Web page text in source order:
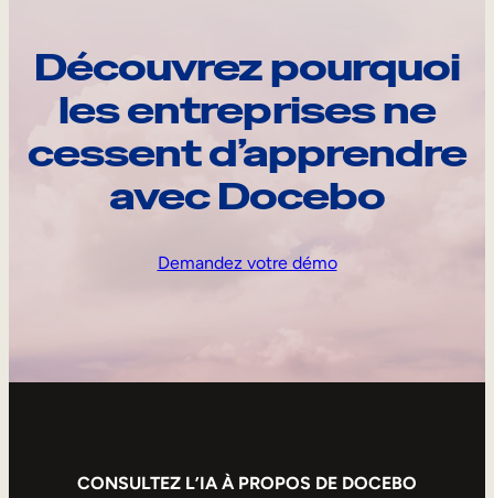
Découvrez pourquoi
les entreprises ne
cessent d’apprendre
avec Docebo
Demandez votre démo
CONSULTEZ L’IA À PROPOS DE DOCEBO